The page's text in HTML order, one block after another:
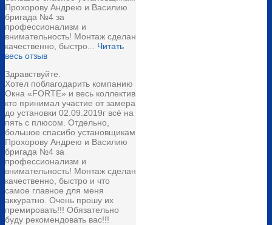
Прохорову Андрею и Василию
бригада №4 за
профессионализм и
внимательность! Монтаж сделан
качественно, быстро... Читать
весь отзыв
Здравствуйте.
Хотел поблагодарить компанию
Окна «FORTE» и весь коллектив
кто принимал участие от замера
до установки 02.09.2019г всё на
пять с плюсом. Отдельно,
большое спасибо установщикам
Прохорову Андрею и Василию
бригада №4 за
профессионализм и
внимательность! Монтаж сделан
качественно, быстро и что
самое главное для меня
аккуратно. Очень прошу их
премировать!!! Обязательно
буду рекомендовать вас!!!